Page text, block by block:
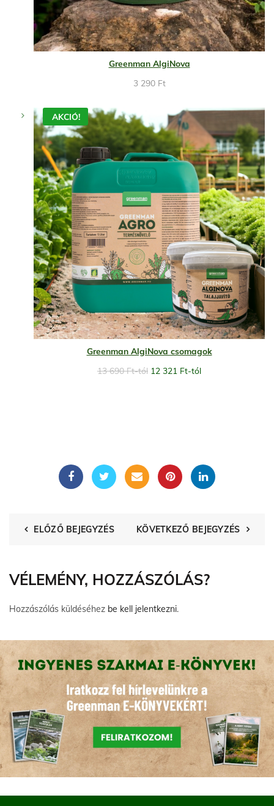
Greenman AlgiNova
3 290 Ft
AKCIÓ!
Greenman AlgiNova csomagok
13 690Ft-tól 12 321 Ft-tól
ELŐZŐ BEJEGYZÉS KÖVETKEZŐ BEJEGYZÉS
VÉLEMÉNY, HOZZÁSZÓLÁS?
Hozzászólás küldéséhez be kell jelentkezni.